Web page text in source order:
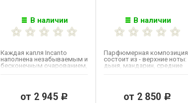
В наличии
Каждая капля Incanto​
наполнена незабываемым и
бесконечным очарованием,
от 2 945 Р
В наличии
Парфюмерная композиция
состоит из - верхние ноты:
дыня, мандарин, средние
от 2 850 Р